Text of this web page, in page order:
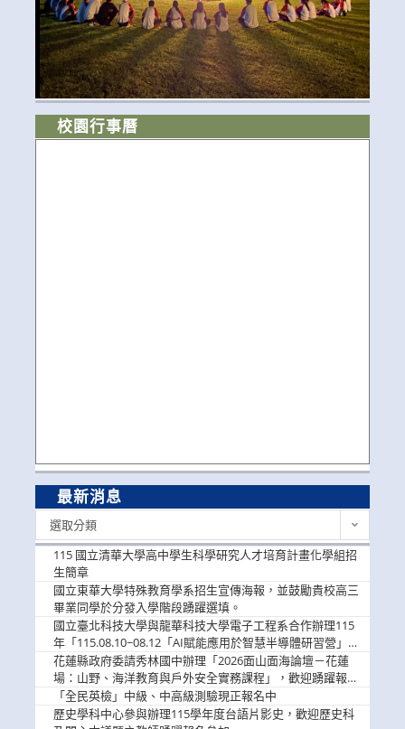
校園行事曆
最新消息
選取分類
115 國立清華大學高中學生科學研究人才培育計畫化學組招
生簡章
國立東華大學特殊教育學系招生宣傳海報，並鼓勵貴校高三
畢業同學於分發入學階段踴躍選填。
國立臺北科技大學與龍華科技大學電子工程系合作辦理115
年「115.08.10~08.12「AI賦能應用於智慧半導體研習營」，
歡迎學生踴躍報名參加
花蓮縣政府委請秀林國中辦理「2026面山面海論壇－花蓮
場：山野、海洋教育與戶外安全實務課程」，歡迎踴躍報名
參加
「全民英檢」中級、中高級測驗現正報名中
歷史學科中心參與辦理115學年度台語片影史，歡迎歷史科